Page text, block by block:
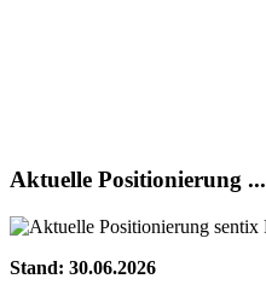
Aktuelle Positionierung ...
Stand: 30.06.2026